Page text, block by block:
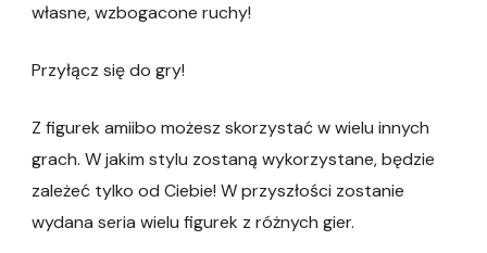
własne, wzbogacone ruchy!
Przyłącz się do gry!
Z figurek amiibo możesz skorzystać w wielu innych
grach. W jakim stylu zostaną wykorzystane, będzie
zależeć tylko od Ciebie! W przyszłości zostanie
wydana seria wielu figurek z różnych gier.